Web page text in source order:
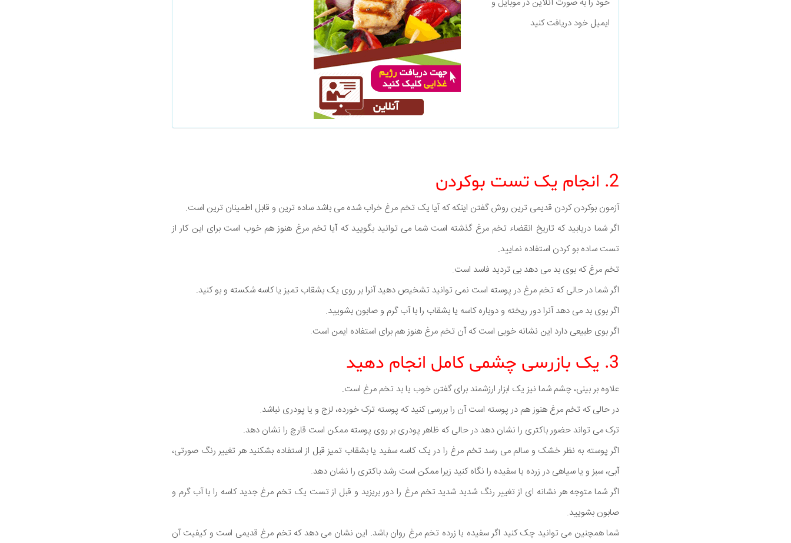
ایمیل خود دریافت کنید
2. انجام یک تست بوکردن
آزمون بوکردن کردن قدیمی ترین روش گفتن اینکه که آیا یک تخم مرغ خراب شده می باشد ساده ترین و قابل اطمینان ترین است.
اگر شما دریابید که تاریخ انقضاء تخم مرغ گذشته است شما می توانید بگویید که آیا تخم مرغ هنوز هم خوب است برای این کار از
تست ساده بو کردن استفاده نمایید.
تخم مرغ که بوی بد می دهد بی تردید فاسد است.
اگر شما در حالی که تخم مرغ در پوسته است نمی توانید تشخیص دهید آنرا بر روی یک بشقاب تمیز یا کاسه شکسته و بو کنید.
اگر بوی بد می دهد آنرا دور ریخته و دوباره کاسه یا بشقاب را با آب گرم و صابون بشویید.
اگر بوی طبیعی دارد این نشانه خوبی است که آن تخم مرغ هنوز هم برای استفاده ایمن است.
3. یک بازرسی چشمی کامل انجام دهید
علاوه بر بینی، چشم شما نیز یک ابزار ارزشمند برای گفتن خوب یا بد تخم مرغ است.
در حالی که تخم مرغ هنوز هم در پوسته است آن را بررسی کنید که پوسته ترک خورده، لزج و یا پودری نباشد.
ترک می تواند حضور باکتری را نشان دهد در حالی که ظاهر پودری بر روی پوسته ممکن است قارچ را نشان دهد.
اگر پوسته به نظر خشک و سالم می رسد تخم مرغ را در یک کاسه سفید یا بشقاب تمیز قبل از استفاده بشکنید هر تغییر رنگ صورتی،
آبی، سبز و یا سیاهی در زرده یا سفیده را نگاه کنید زیرا ممکن است رشد باکتری را نشان دهد.
اگر شما متوجه هر نشانه ای از تغییر رنگ شدید شدید تخم مرغ را دور بریزید و قبل از تست یک تخم مرغ جدید کاسه را با آب گرم و
صابون بشویید.
شما همچنین می توانید چک کنید اگر سفیده یا زرده تخم مرغ روان باشد. این نشان می دهد که تخم مرغ قدیمی است و کیفیت آن